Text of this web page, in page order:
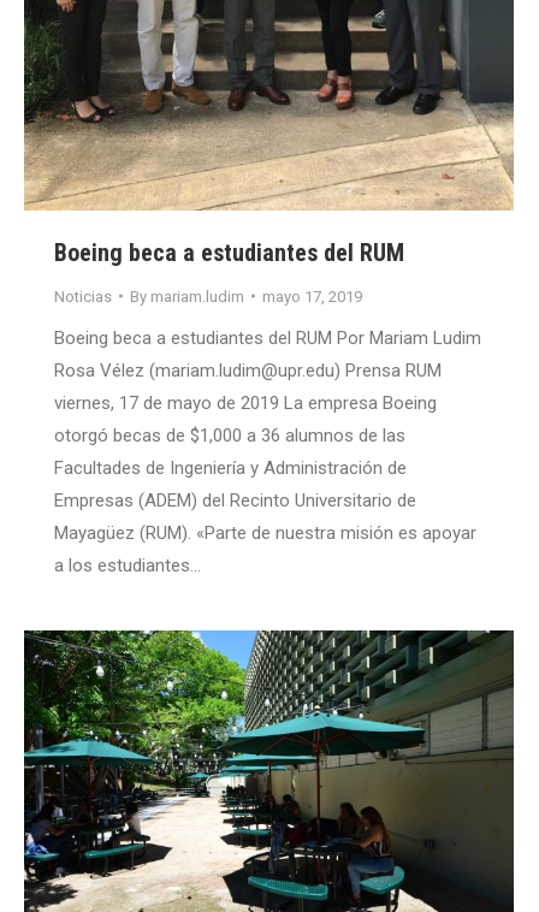
Boeing beca a estudiantes del RUM
Noticias By mariam.ludim mayo 17, 2019
Boeing beca a estudiantes del RUM Por Mariam Ludim
Rosa Vélez (mariam.ludim@upr.edu) Prensa RUM
viernes, 17 de mayo de 2019 La empresa Boeing
otorgó becas de $1,000 a 36 alumnos de las
Facultades de Ingeniería y Administración de
Empresas (ADEM) del Recinto Universitario de
Mayagüez (RUM). «Parte de nuestra misión es apoyar
a los estudiantes…